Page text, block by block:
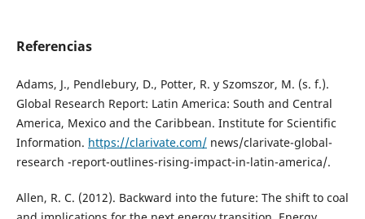
Referencias
Adams, J., Pendlebury, D., Potter, R. y Szomszor, M. (s. f.).
Global Research Report: Latin America: South and Central
America, Mexico and the Caribbean. Institute for Scientific
Information. https://clarivate.com/news/clarivate-global-
research -report-outlines-rising-impact-in-latin-america/.
Allen, R. C. (2012). Backward into the future: The shift to coal